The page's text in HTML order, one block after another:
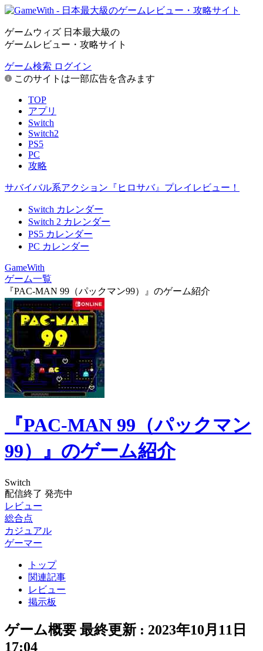
ゲームウィズ 日本最大級の
ゲームレビュー・攻略サイト
ゲーム検索 ログイン
このサイトは一部広告を含みます
TOP
アプリ
Switch
Switch2
PS5
PC
攻略
サバイバル系アクション『ヒロサバ』プレイレビュー！
Switch カレンダー
Switch 2 カレンダー
PS5 カレンダー
PC カレンダー
GameWith
ゲーム一覧
『PAC-MAN 99（パックマン99）』のゲーム紹介
『PAC-MAN 99（パックマン
99）』のゲーム紹介
Switch
配信終了 発売中
レビュー
総合点
カジュアル
ゲーマー
トップ
関連記事
レビュー
掲示板
ゲーム概要 最終更新 : 2023年10月11日
17:04